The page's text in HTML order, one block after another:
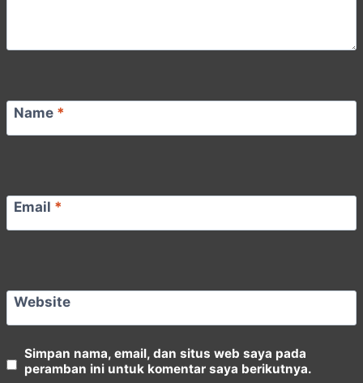
Name *
Email *
Website
Simpan nama, email, dan situs web saya pada
peramban ini untuk komentar saya berikutnya.